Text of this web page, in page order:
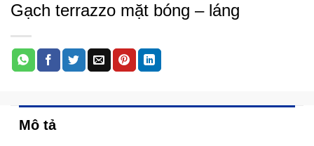
Gạch terrazzo mặt bóng – láng
Mô tả